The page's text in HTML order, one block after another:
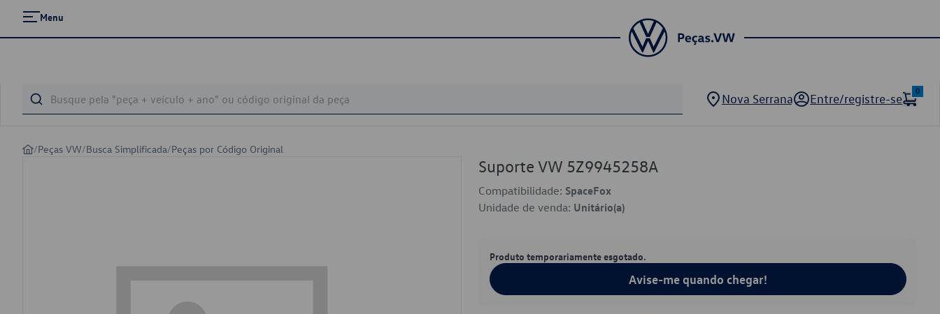
Menu
Nova Serrana Entre/registre-se
0
/Peças VW/Busca Simplificada/Peças por Código Original
Suporte VW 5Z9945258A
Compatibilidade: SpaceFox
Unidade de venda: Unitário(a)
Produto temporariamente esgotado.
Avise-me quando chegar!